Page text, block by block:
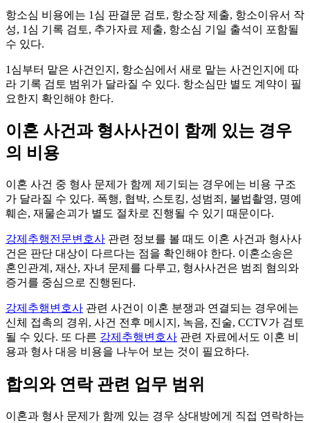
항소심 비용에는 1심 판결문 검토, 항소장 제출, 항소이유서 작
성, 1심 기록 검토, 추가자료 제출, 항소심 기일 출석이 포함될
수 있다.
1심부터 맡은 사건인지, 항소심에서 새로 맡는 사건인지에 따
라 기록 검토 범위가 달라질 수 있다. 항소심만 별도 계약이 필
요한지 확인해야 한다.
이혼 사건과 형사사건이 함께 있는 경우
의 비용
이혼 사건 중 형사 문제가 함께 제기되는 경우에는 비용 구조
가 달라질 수 있다. 폭행, 협박, 스토킹, 성범죄, 불법촬영, 명예
훼손, 재물손괴가 별도 절차로 진행될 수 있기 때문이다.
강제추행전문변호사 관련 정보를 볼 때도 이혼 사건과 형사사
건은 판단 대상이 다르다는 점을 확인해야 한다. 이혼소송은
혼인관계, 재산, 자녀 문제를 다루고, 형사사건은 범죄 혐의와
증거를 중심으로 진행된다.
강제추행변호사 관련 사건이 이혼 분쟁과 연결되는 경우에는
신체 접촉의 경위, 사건 전후 메시지, 녹음, 진술, CCTV가 검토
될 수 있다. 또 다른 강제추행변호사 관련 자료에서도 이혼 비
용과 형사 대응 비용을 나누어 보는 것이 필요하다.
합의와 연락 관련 업무 범위
이혼과 형사 문제가 함께 있는 경우 상대방에게 직접 연락하는